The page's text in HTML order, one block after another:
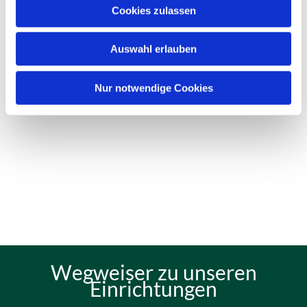
Cookies zulassen
Auswahl erlauben
Nur notwendige Cookies
Wegweiser zu unseren
Einrichtungen